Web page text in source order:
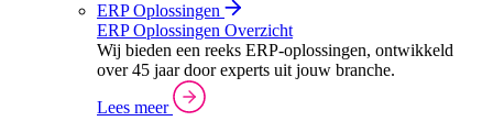
ERP Oplossingen
ERP Oplossingen Overzicht
Wij bieden een reeks ERP-oplossingen, ontwikkeld
over 45 jaar door experts uit jouw branche.
Lees meer